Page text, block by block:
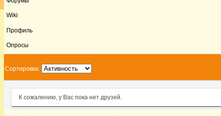
Wiki
Профиль
Опросы
Сортировка:
К сожалению, у Вас пока нет друзей.